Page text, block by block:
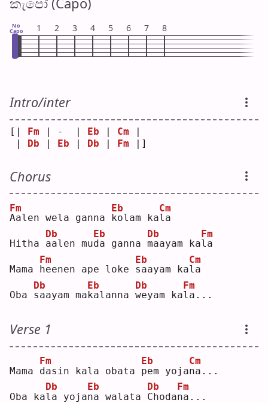
No
Capo 1 2 3 4 5 6 7 8
Intro/inter
[| Fm | -  | Eb Cm
Db Eb Db Fm |]
Chorus
A
Fm
alen wela ganna k
Eb
olam kal
Cm
a
Hitha a
Db
alen mud
Eb
a ganna m
Db
aayam kal
Fm
a
Mama h
Fm
eenen ape loke s
Eb
aayam kal
Cm
a
Oba s
Db
aayam mak
Eb
alanna w
Db
eyam kal
Fm
a...
Verse 1
Mama d
Fm
asin kala obata p
Eb
em yojan
Cm
a...
Oba kal
Db
a yojan
Eb
a walata C
Db
hodan
Fm
a...